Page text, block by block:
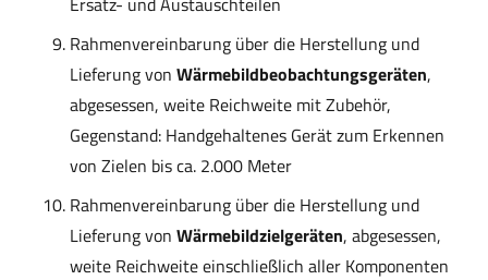
Rahmenvereinbarung über die Herstellung und
Lieferung von Wärmebildbeobachtungsgeräten,
abgesessen, weite Reichweite mit Zubehör,
Gegenstand: Handgehaltenes Gerät zum Erkennen
von Zielen bis ca. 2.000 Meter
Rahmenvereinbarung über die Herstellung und
Lieferung von Wärmebildzielgeräten, abgesessen,
weite Reichweite einschließlich aller Komponenten